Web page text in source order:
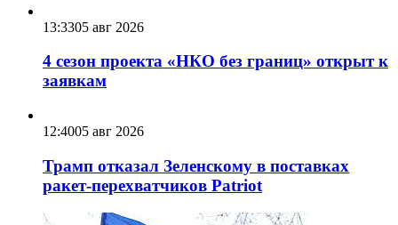
13:3305 авг 2026
4 сезон проекта «НКО без границ» открыт к
заявкам
12:4005 авг 2026
Трамп отказал Зеленскому в поставках
ракет-перехватчиков Patriot